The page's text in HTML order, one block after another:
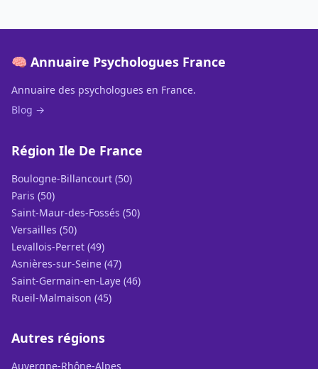
🧠 Annuaire Psychologues France
Annuaire des psychologues en France.
Blog →
Région Ile De France
Boulogne-Billancourt (50)
Paris (50)
Saint-Maur-des-Fossés (50)
Versailles (50)
Levallois-Perret (49)
Asnières-sur-Seine (47)
Saint-Germain-en-Laye (46)
Rueil-Malmaison (45)
Autres régions
Auvergne-Rhône-Alpes